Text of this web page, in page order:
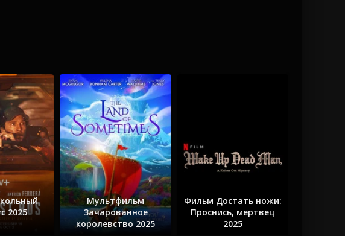
2025
Мультфильм
Зачарованное
королевство 2025
Фильм Достать ножи:
Проснись, мертвец
2025